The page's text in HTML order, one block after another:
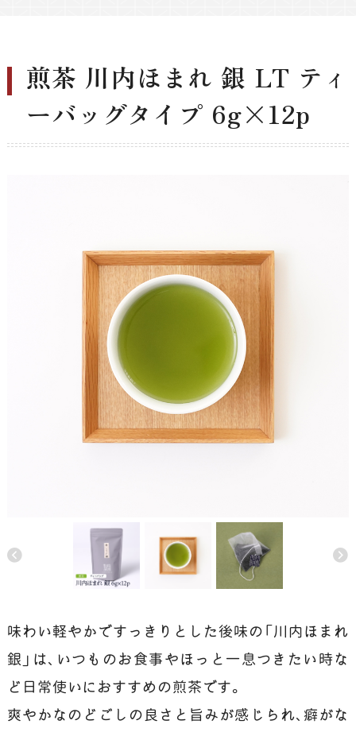
煎茶 川内ほまれ 銀 LT ティ
ーバッグタイプ 6g×12p
味わい軽やかですっきりとした後味の「川内ほまれ
銀」は、いつものお食事やほっと一息つきたい時な
ど日常使いにおすすめの煎茶です。
爽やかなのどごしの良さと旨みが感じられ、癖がな